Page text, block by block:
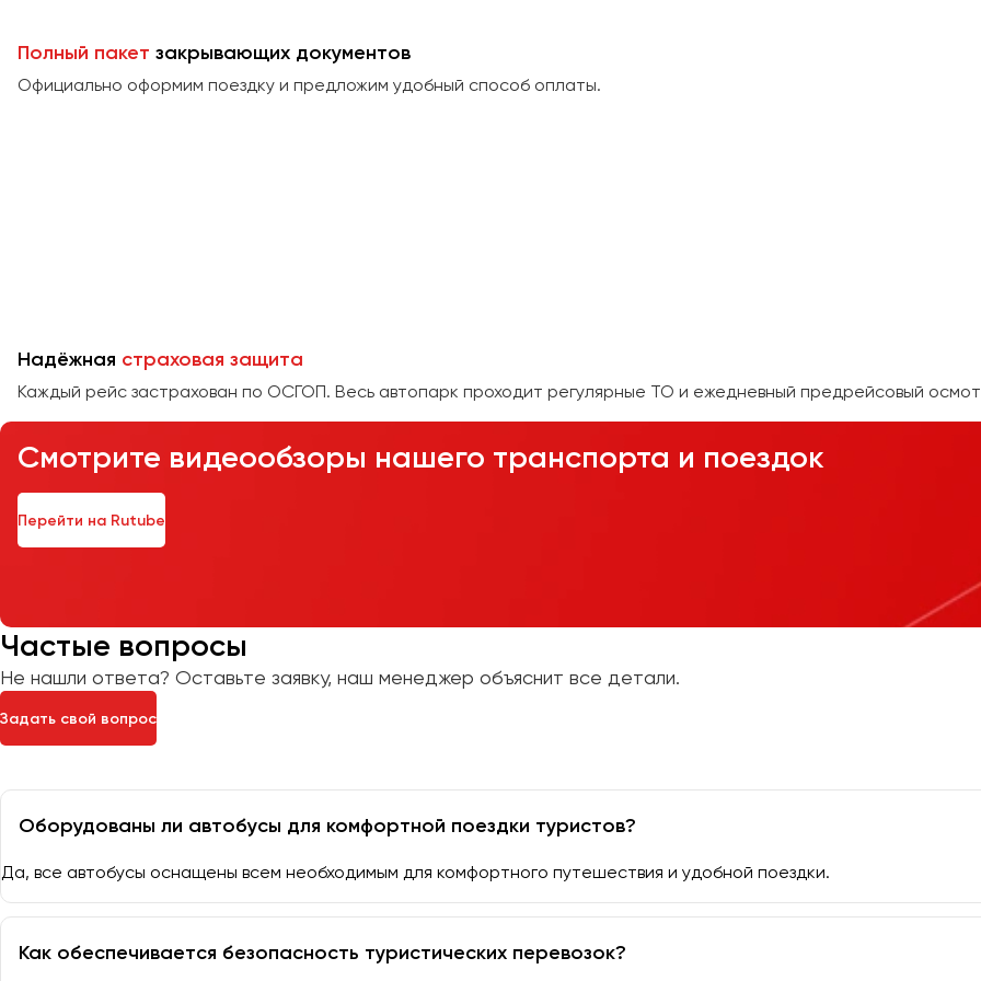
Полный пакет закрывающих документов
Официально оформим поездку и предложим удобный способ оплаты.
Надёжная страховая защита
Каждый рейс застрахован по ОСГОП. Весь автопарк проходит регулярные ТО и ежедневный предрейсовый
Смотрите видеообзоры нашего транспорта и поездок
Перейти на Rutube
Частые вопросы
Не нашли ответа? Оставьте заявку, наш менеджер объяснит все детали.
Задать свой вопрос
Оборудованы ли автобусы для комфортной поездки туристов?
Да, все автобусы оснащены всем необходимым для комфортного путешествия и удобной поездки.
Как обеспечивается безопасность туристических перевозок?